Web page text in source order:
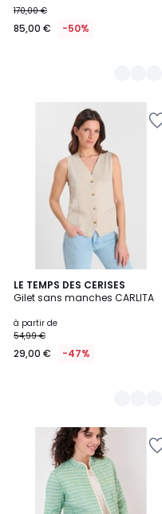
€
au
appliquée.
170,00 €
85,00 € -50%
LE TEMPS DES CERISES
Gilet sans manches CARLITA
à partir de
54,99 €
29,00 € -47%
2
Couleurs